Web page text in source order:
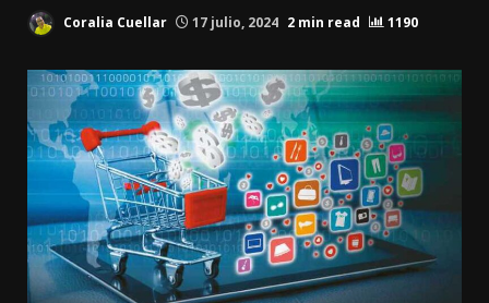
Coralia Cuellar 17 julio, 2024 2 min read 1190